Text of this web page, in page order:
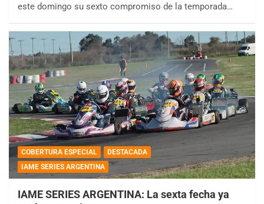
este domingo su sexto compromiso de la temporada…
COBERTURA ESPECIAL
DESTACADA
IAME SERIES ARGENTINA
IAME SERIES ARGENTINA: La sexta fecha ya